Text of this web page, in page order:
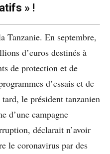
» !
Tanzanie. En septembre,
d’euros destinés à
de protection et de
d’essais et de
le président tanzanien
d’une campagne
déclarait n’avoir
le coronavirus par des